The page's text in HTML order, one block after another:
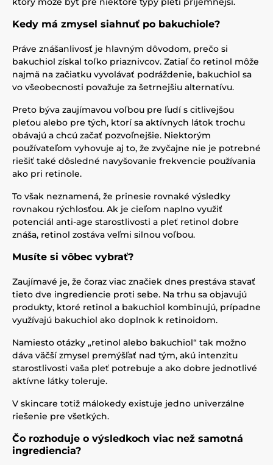
Kedy má zmysel siahnuť po bakuchiole?
Práve znášanlivosť je hlavným dôvodom, prečo si
bakuchiol získal toľko priaznivcov. Zatiaľ čo retinol môže
najmä na začiatku vyvolávať podráždenie, bakuchiol sa
vo všeobecnosti považuje za šetrnejšiu alternatívu.
Preto býva zaujímavou voľbou pre ľudí s citlivejšou
pleťou alebo pre tých, ktorí sa aktívnych látok trochu
obávajú a chcú začať pozvoľnejšie. Niektorým
používateľom vyhovuje aj to, že zvyčajne nie je potrebné
riešiť také dôsledné navyšovanie frekvencie používania
ako pri retinole.
To však neznamená, že prinesie rovnaké výsledky
rovnakou rýchlosťou. Ak je cieľom naplno využiť
potenciál anti-age starostlivosti a pleť retinol dobre
znáša, retinol zostáva veľmi silnou voľbou.
Musíte si vôbec vybrať?
Zaujímavé je, že čoraz viac značiek dnes prestáva stavať
tieto dve ingrediencie proti sebe. Na trhu sa objavujú
produkty, ktoré retinol a bakuchiol kombinujú, prípadne
využívajú bakuchiol ako doplnok k retinoidom.
Namiesto otázky „retinol alebo bakuchiol“ tak možno
dáva väčší zmysel premýšľať nad tým, akú intenzitu
starostlivosti vaša pleť potrebuje a ako dobre jednotlivé
aktívne látky toleruje.
V skincare totiž málokedy existuje jedno univerzálne
riešenie pre všetkých.
Čo rozhoduje o výsledkoch viac než samotná
ingrediencia?